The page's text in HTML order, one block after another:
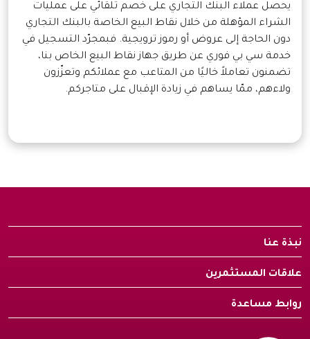
يحصل عملاء البنك التجاري على خصم تلقائي على عمليات
الشراء المؤهلة من خلال نقاط البيع الخاصة بالبنك التجاري
دون الحاجة إلى عروض أو رموز ترويجية. فبمجرّد التسجيل في
خدمة سي بي فوري عن طريق جهاز نقاط البيع الخاص بنا،
تضمنون تعاملاً خاليًا من المتاعب مع عملائكم وتعزّزون
ولاءهم، ممّا يساهم في زيادة الإقبال على متاجركم.
نبذة عنا
علاقات المستثمرين
روابط مساعدة